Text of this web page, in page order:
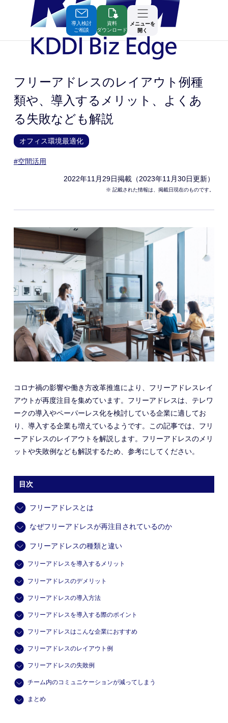
Contents
導入検討
ご相談
資料
ダウンロード
メニューを
開く
フリーアドレスのレイアウト例種
類や、導入するメリット、よくあ
る失敗なども解説
オフィス環境最適化
#空間活用
2022年11月29日掲載（2023年11月30日更新）
※ 記載された情報は、掲載日現在のものです。
コロナ禍の影響や働き方改革推進により、フリーアドレスレイ
アウトが再度注目を集めています。フリーアドレスは、テレワ
ークの導入やペーパーレス化を検討している企業に適してお
り、導入する企業も増えているようです。この記事では、フリ
ーアドレスのレイアウトを解説します。フリーアドレスのメリ
ットや失敗例なども解説するため、参考にしてください。
目次
フリーアドレスとは
なぜフリーアドレスが再注目されているのか
フリーアドレスの種類と違い
フリーアドレスを導入するメリット
フリーアドレスのデメリット
フリーアドレスの導入方法
フリーアドレスを導入する際のポイント
フリーアドレスはこんな企業におすすめ
フリーアドレスのレイアウト例
フリーアドレスの失敗例
チーム内のコミュニケーションが減ってしまう
まとめ